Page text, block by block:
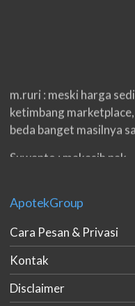
m.ruri : meski harga
ketimbang
beda banget masilnya
Suwanto : makasih pak.
double. beneran sama
eko padang : ko brang
gan. cpet bgt
h.dzowi : ampuh mas
ApotekGroup
Cara Pesan & Privasi
Kontak
Disclaimer